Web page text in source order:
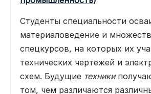
Студенты специальности
материаловедение и
спецкурсов, на которых их
технических чертежей и
схем. Будущие техники
том, чем различаются